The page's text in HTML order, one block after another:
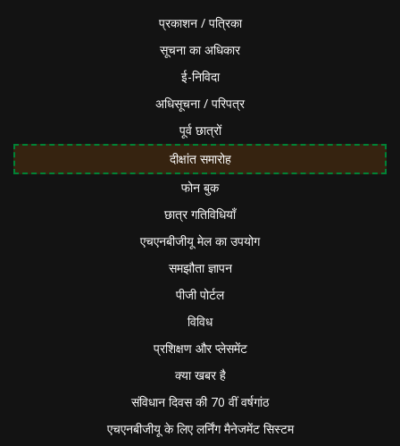
प्रकाशन / पत्रिका
सूचना का अधिकार
ई-निविदा
अधिसूचना / परिपत्र
पूर्व छात्रों
दीक्षांत समारोह
फोन बुक
छात्र गतिविधियाँ
एचएनबीजीयू मेल का उपयोग
समझौता ज्ञापन
पीजी पोर्टल
विविध
प्रशिक्षण और प्लेसमेंट
क्या खबर है
संविधान दिवस की 70 वीं वर्षगांठ
एचएनबीजीयू के लिए लर्निंग मैनेजमेंट सिस्टम